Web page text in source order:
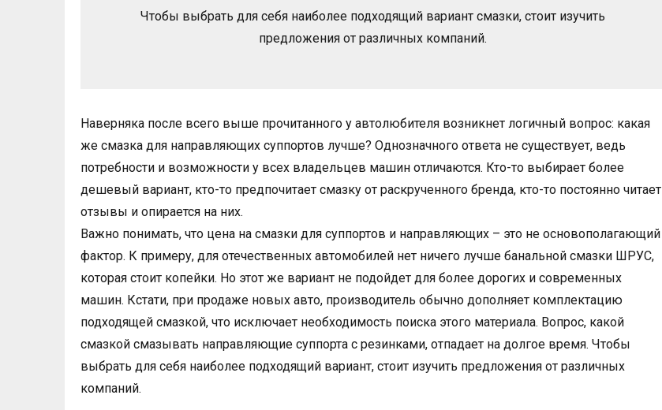
Чтобы выбрать для себя наиболее подходящий вариант смазки, стоит изучить
предложения от различных компаний.
Наверняка после всего выше прочитанного у автолюбителя возникнет логичный вопрос: какая
же смазка для направляющих суппортов лучше? Однозначного ответа не существует, ведь
потребности и возможности у всех владельцев машин отличаются. Кто-то выбирает более
дешевый вариант, кто-то предпочитает смазку от раскрученного бренда, кто-то постоянно читает
отзывы и опирается на них.
Важно понимать, что цена на смазки для суппортов и направляющих – это не основополагающий
фактор. К примеру, для отечественных автомобилей нет ничего лучше банальной смазки ШРУС,
которая стоит копейки. Но этот же вариант не подойдет для более дорогих и современных
машин. Кстати, при продаже новых авто, производитель обычно дополняет комплектацию
подходящей смазкой, что исключает необходимость поиска этого материала. Вопрос, какой
смазкой смазывать направляющие суппорта с резинками, отпадает на долгое время. Чтобы
выбрать для себя наиболее подходящий вариант, стоит изучить предложения от различных
компаний.